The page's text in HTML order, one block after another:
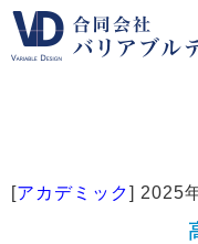
[アカデミック] 2025